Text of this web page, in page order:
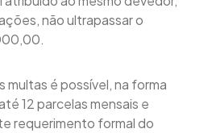
não ultrapassar o
multas é possível, na forma
12 parcelas mensais e
requerimento formal do